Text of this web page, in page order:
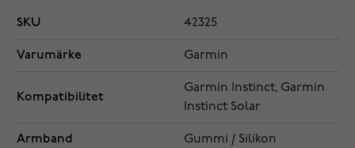
SKU 42325
Varumärke Garmin
Kompatibilitet
Garmin Instinct, Garmin
Instinct Solar
Armband Gummi / Silikon